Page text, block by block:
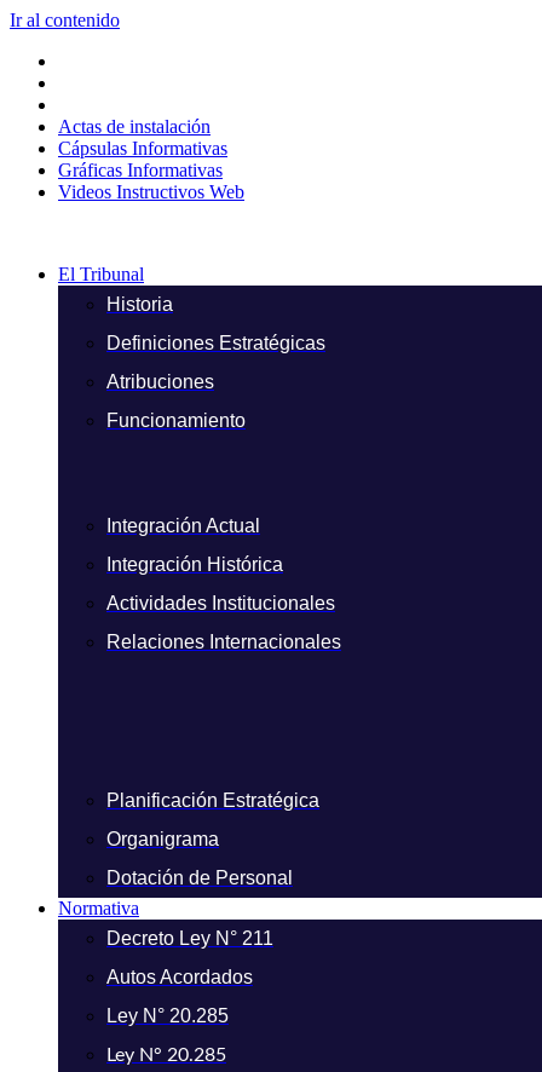
Ir al contenido
Actas de instalación
Cápsulas Informativas
Gráficas Informativas
Videos Instructivos Web
El Tribunal
Historia
Definiciones Estratégicas
Atribuciones
Funcionamiento
Integración Actual
Integración Histórica
Actividades Institucionales
Relaciones Internacionales
Planificación Estratégica
Organigrama
Dotación de Personal
Normativa
Decreto Ley N° 211
Autos Acordados
Ley N° 20.285
Ley N° 20.285